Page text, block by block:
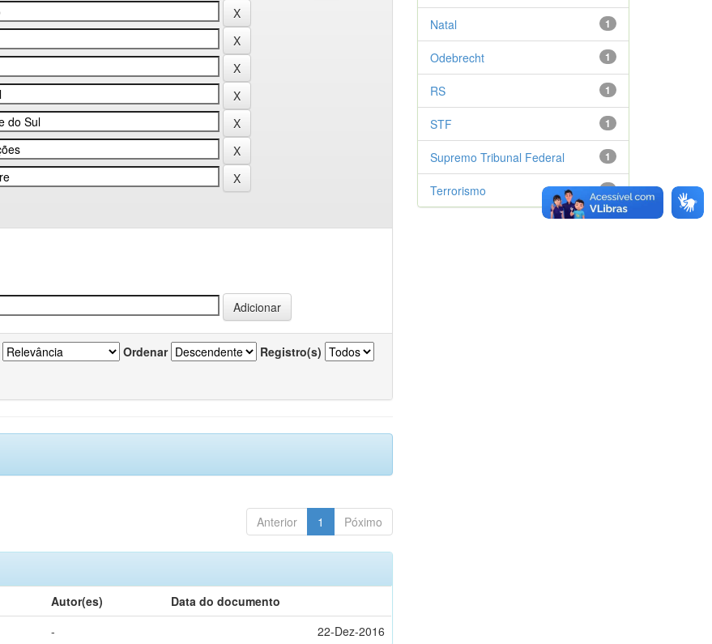
Ordenar Registro(s)
Anterior 1 Póximo
Autor(es)
Data do documento
- 22-Dez-2016
1
Natal
1
Odebrecht
1
RS
1
STF
1
Supremo Tribunal Federal
1
Terrorismo